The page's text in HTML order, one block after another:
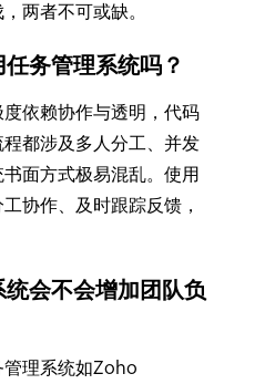
两者不可或缺。
务管理系统吗？
依赖协作与透明，代码
都涉及多人分工、并发
面方式极易混乱。使用
协作、及时跟踪反馈，
会不会增加团队负
理系统如Zoho